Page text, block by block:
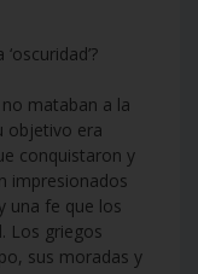
mataban a la
objetivo era
conquistaron y
impresionados
una fe que los
Los griegos
sus moradas y